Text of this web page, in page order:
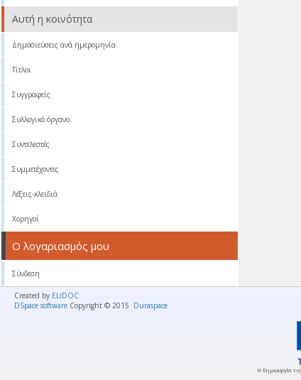
Αυτή η κοινότητα
Δημοσιεύσεις ανά ημερομηνία
Τίτλοι
Συγγραφείς
Συλλογικό όργανο
Συντελεστές
Συμμετέχοντες
Λέξεις-κλειδιά
Χορηγοί
Ο λογαριασμός μου
Σύνδεση
Created by ELiDOC
DSpace software Copyright © 2015 Duraspace
Η δημιουργία